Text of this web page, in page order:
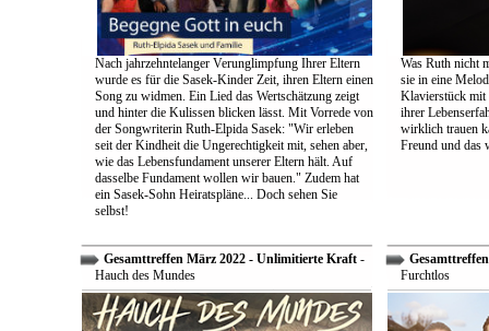
Nach jahrzehntelanger Verunglimpfung Ihrer Eltern
wurde es für die Sasek-Kinder Zeit, ihren Eltern einen
Song zu widmen. Ein Lied das Wertschätzung zeigt
und hinter die Kulissen blicken lässt. Mit Vorrede von
der Songwriterin Ruth-Elpida Sasek: "Wir erleben
seit der Kindheit die Ungerechtigkeit mit, sehen aber,
wie das Lebensfundament unserer Eltern hält. Auf
dasselbe Fundament wollen wir bauen." Zudem hat
ein Sasek-Sohn Heiratspläne... Doch sehen Sie
selbst!
Was Ruth nicht
sie in eine
Klavierstück mit
ihrer
wirklich trauen
Freund und das
Gesamttreffen März 2022 - Unlimitierte Kraft -
Hauch des Mundes
Furchtlos